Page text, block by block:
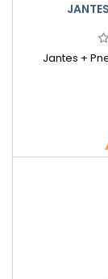
Jantes +